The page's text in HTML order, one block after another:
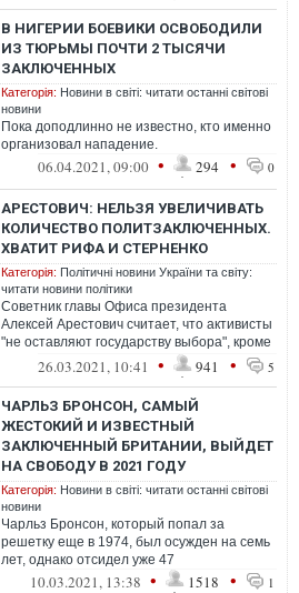
В НИГЕРИИ БОЕВИКИ ОСВОБОДИЛИ
ИЗ ТЮРЬМЫ ПОЧТИ 2 ТЫСЯЧИ
ЗАКЛЮЧЕННЫХ
Категорія: Новини в світі: читати останні світові
новини
Пока доподлинно не известно, кто именно
организовал нападение.
06.04.2021, 09:00 • 294 • 0
АРЕСТОВИЧ: НЕЛЬЗЯ УВЕЛИЧИВАТЬ
КОЛИЧЕСТВО ПОЛИТЗАКЛЮЧЕННЫХ.
ХВАТИТ РИФА И СТЕРНЕНКО
Категорія: Політичні новини України та світу:
читати новини політики
Советник главы Офиса президента
Алексей Арестович считает, что активисты
"не оставляют государству выбора", кроме
применения насилия.
26.03.2021, 10:41 • 941 • 5
ЧАРЛЬЗ БРОНСОН, САМЫЙ
ЖЕСТОКИЙ И ИЗВЕСТНЫЙ
ЗАКЛЮЧЕННЫЙ БРИТАНИИ, ВЫЙДЕТ
НА СВОБОДУ В 2021 ГОДУ
Категорія: Новини в світі: читати останні світові
новини
Чарльз Бронсон, который попал за
решетку еще в 1974, был осужден на семь
лет, однако отсидел уже 47
10.03.2021, 13:38 • 1518 • 1